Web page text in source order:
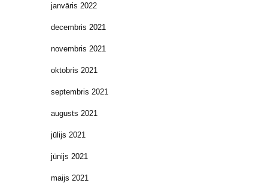
janvāris 2022
decembris 2021
novembris 2021
oktobris 2021
septembris 2021
augusts 2021
jūlijs 2021
jūnijs 2021
maijs 2021